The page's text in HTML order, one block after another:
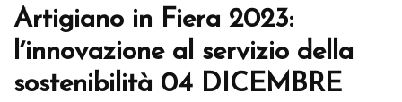
Artigiano in Fiera 2023:
lʼinnovazione al servizio della
sostenibilità 04 DICEMBRE